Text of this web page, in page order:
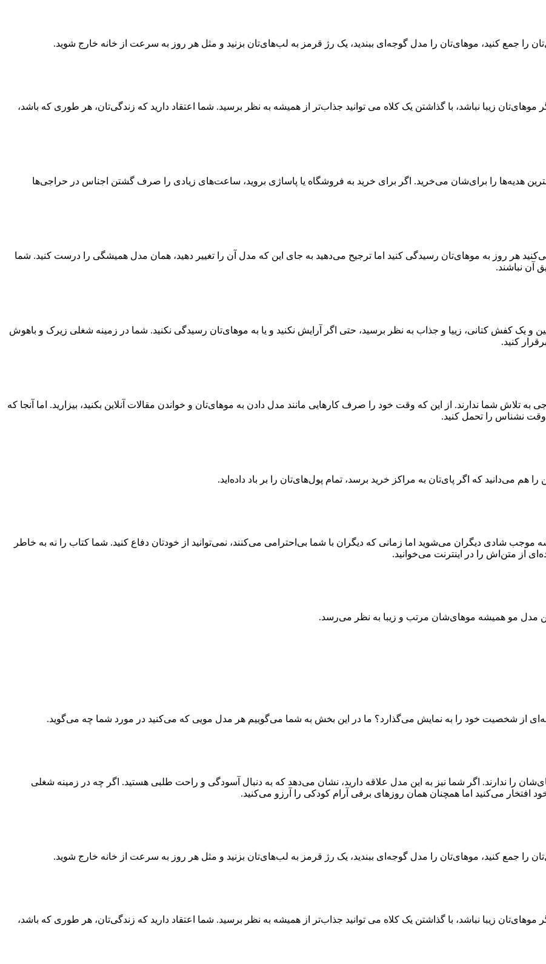
زیبا نباشد، با گذاشتن یک کلاه می توانید جذاب‌تر از همیشه به نظر برسید. شما اعتقاد دارید که زندگی‌تان، هر طوری که باشد،
هدیه‌ها را برای‌شان می‌خرید. اگر برای خرید به فروشگاه یا پاساژی بروید، ساعت‌های زیادی را صرف گشتن اجناس در حراجی‌ها
روز به موهای‌تان رسیدگی کنید اما ترجیح می‌دهید به جای این که مدل آن را تغییر دهید، همان مدل همیشگی را درست کنید. شما
آن نباشند.
و یک کفش کتانی، زییا و جذاب به نظر برسید، حتی اگر آرایش نکنید و یا به موهای‌تان رسیدگی نکنید. شما در زمینه شغلی زیرک و باهوش
کنید.
تلاش شما ندارند. از این که وقت خود را صرف کارهایی مانند مدل دادن به موهای‌تان و خواندن مقالات آنلاین بکنید، بیزارید. اما آنجا که
نشناس را تحمل کنید.
هم می‌دانید که اگر پای‌تان به مراکز خرید برسد، تمام پول‌های‌تان را بر باد داده‌اید.
شادی دیگران می‌شوید اما زمانی که دیگران با شما بی‌احترامی می‌کنند، نمی‌توانید از خودتان دفاع کنید. شما کتاب را نه به خاطر
از متن‌اش را در اینترنت می‌خوانید.
این مدل مو همیشه موهای‌شان مرتب و زیبا به نظر می‌رسد.
از شخصیت خود را به نمایش می‌گذارد؟ ما در این بخش به شما می‌گوییم هر مدل مویی که می‌کنید در مورد شما چه می‌گوید.
را ندارند. اگر شما نیز به این مدل علاقه دارید، نشان می‌دهد که به دنبال آسودگی و راحت طلبی هستید. اگر چه در زمینه شغلی
افتخار می‌کنید اما همچنان همان روزهای برفی آرام کودکی را آرزو می‌کنید.
زیبا نباشد، با گذاشتن یک کلاه می توانید جذاب‌تر از همیشه به نظر برسید. شما اعتقاد دارید که زندگی‌تان، هر طوری که باشد،